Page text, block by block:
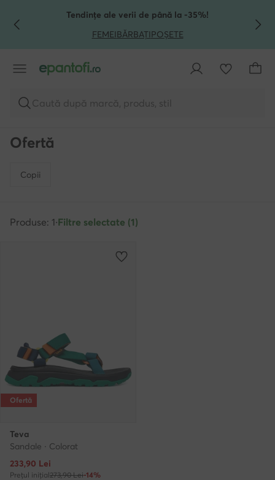
TRECI LA CONȚINUTUL PRINCIPAL
MERGI LA CĂUTARETendințe ale verii de până la -35%!
FEMEIBĂRBAȚIPOȘETE
Caută după marcă, produs, stil
Ofertă
Copii
Produse: 1·Filtre selectate (1)
Ofertă
Teva
Sandale · Colorat
Prețul actual
233,90 Lei
Prețul inițial273,90 Lei-14%